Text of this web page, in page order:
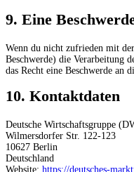
9. Eine
Wenn du nicht zufrieden mit
Beschwerde) die Verarbeitung
das Recht eine Beschwerde an
10. Kontaktdaten
Deutsche Wirtschaftsgruppe
Wilmersdorfer Str. 122-123
10627 Berlin
Deutschland
Website: https://deutsches-